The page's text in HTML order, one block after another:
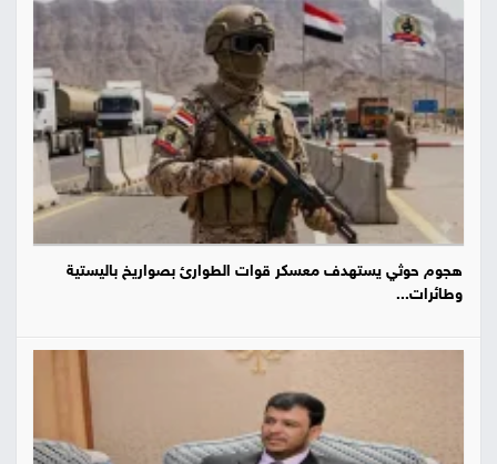
هجوم حوثي يستهدف معسكر قوات الطوارئ بصواريخ باليستية
وطائرات...